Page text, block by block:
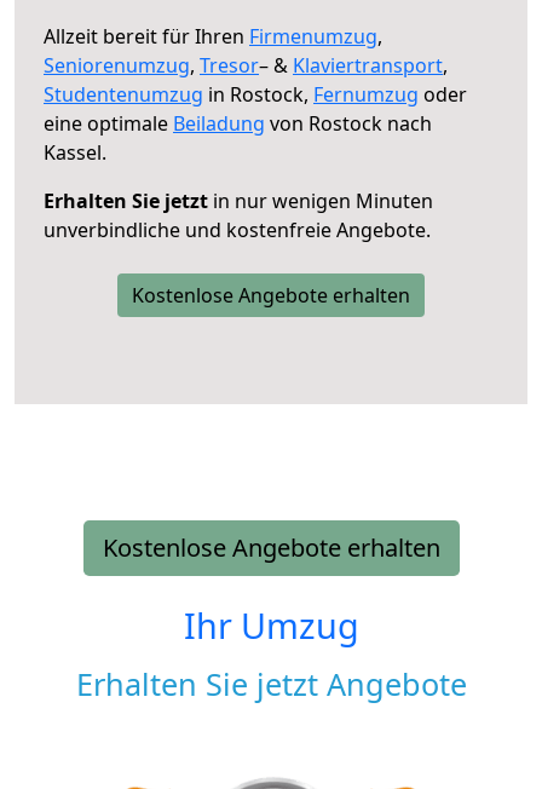
Allzeit bereit für Ihren Firmenumzug,
Seniorenumzug, Tresor– & Klaviertransport,
Studentenumzug in Rostock, Fernumzug oder
eine optimale Beiladung von Rostock nach
Kassel.
Erhalten Sie jetzt in nur wenigen Minuten
unverbindliche und kostenfreie Angebote.
Kostenlose Angebote erhalten
Kostenlose Angebote erhalten
Ihr Umzug
Erhalten Sie jetzt Angebote